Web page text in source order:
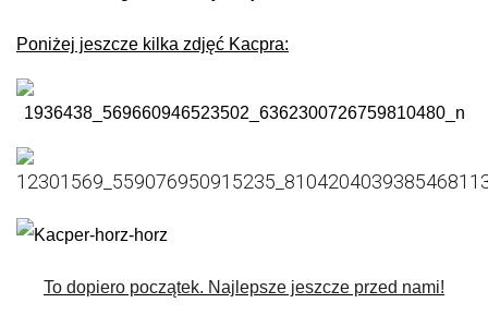
Poniżej jeszcze kilka zdjęć Kacpra:
To dopiero początek. Najlepsze jeszcze przed nami!